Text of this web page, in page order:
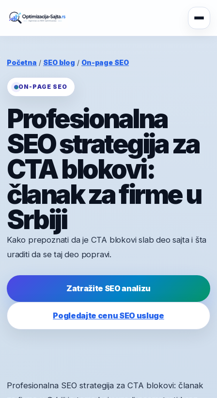
Početna / SEO blog / On-page SEO
ON-PAGE SEO
Profesionalna
SEO strategija za
CTA blokovi:
članak za firme u
Srbiji
Kako prepoznati da je CTA blokovi slab deo sajta i šta
uraditi da se taj deo popravi.
Zatražite SEO analizu
Pogledajte cenu SEO usluge
Profesionalna SEO strategija za CTA blokovi: članak